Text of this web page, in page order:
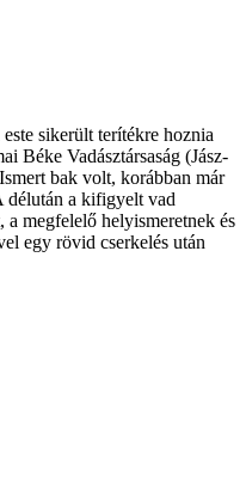
sikerült terítékre hoznia
Béke Vadásztársaság (Jász-
bak volt, korábban már
délután a kifigyelt vad
a megfelelő helyismeretnek és
egy rövid cserkelés után